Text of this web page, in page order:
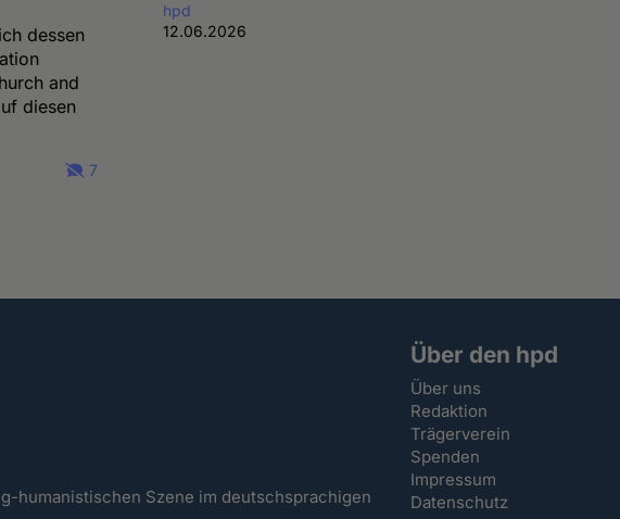
dessen
and
diesen
7
hpd
12.06.2026
humanistischen Szene im deutschsprachigen
Über den hpd
Über uns
Redaktion
Trägerverein
Spenden
Impressum
Datenschutz